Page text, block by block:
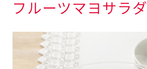
c
フルーツマヨサラダ